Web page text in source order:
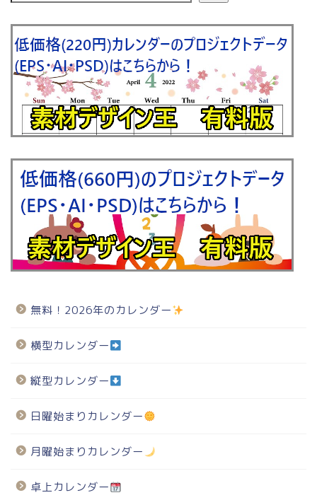
無料！2026年のカレンダー
横型カレンダー
縦型カレンダー
日曜始まりカレンダー
月曜始まりカレンダー
卓上カレンダー